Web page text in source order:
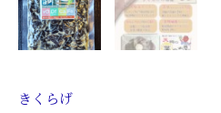
きくらげ
び
漬
（150g）